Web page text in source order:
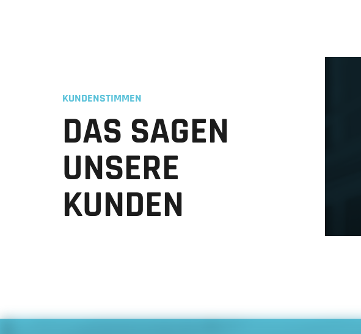
KUNDENSTIMMEN
DAS SAGEN
UNSERE
KUNDEN